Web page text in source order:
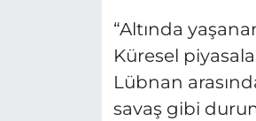
“Altında
Küresel
Lübnan
savaş gibi